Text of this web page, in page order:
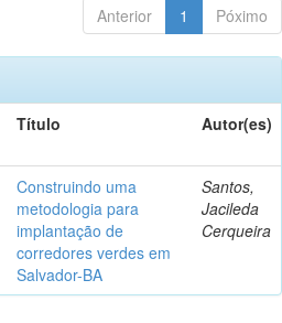
Anterior 1 Póximo
Título Autor(es)
Construindo uma
metodologia para
implantação de
corredores verdes em
Salvador-BA
Santos,
Jacileda
Cerqueira